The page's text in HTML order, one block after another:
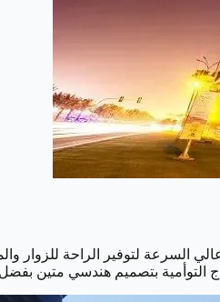
النخيل بارتفاع 244.4 مترًا، وتتكون من 58 طابقًا. جميع الطوابق
بتصميم هندسي متين بفضل